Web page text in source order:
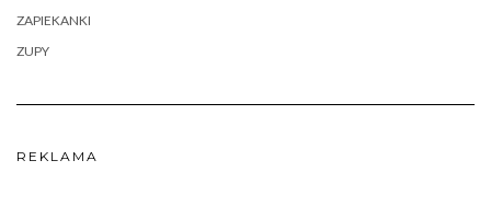
ZAPIEKANKI
ZUPY
REKLAMA